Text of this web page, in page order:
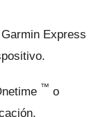
Express
™ o